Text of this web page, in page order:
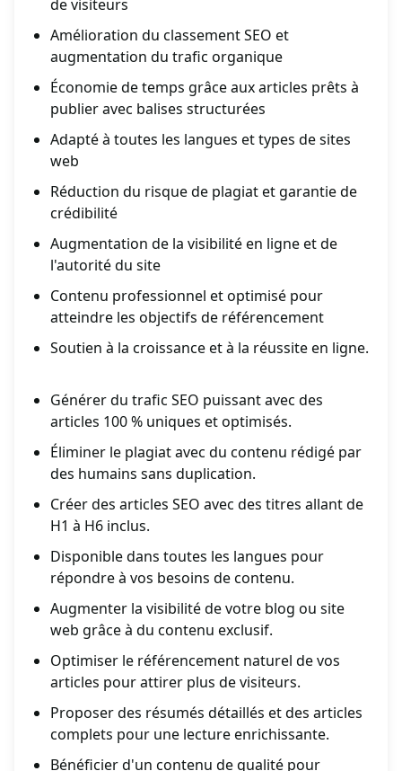
de visiteurs
Amélioration du classement SEO et
augmentation du trafic organique
Économie de temps grâce aux articles prêts à
publier avec balises structurées
Adapté à toutes les langues et types de sites
web
Réduction du risque de plagiat et garantie de
crédibilité
Augmentation de la visibilité en ligne et de
l'autorité du site
Contenu professionnel et optimisé pour
atteindre les objectifs de référencement
Soutien à la croissance et à la réussite en ligne.
Générer du trafic SEO puissant avec des
articles 100 % uniques et optimisés.
Éliminer le plagiat avec du contenu rédigé par
des humains sans duplication.
Créer des articles SEO avec des titres allant de
H1 à H6 inclus.
Disponible dans toutes les langues pour
répondre à vos besoins de contenu.
Augmenter la visibilité de votre blog ou site
web grâce à du contenu exclusif.
Optimiser le référencement naturel de vos
articles pour attirer plus de visiteurs.
Proposer des résumés détaillés et des articles
complets pour une lecture enrichissante.
Bénéficier d'un contenu de qualité pour